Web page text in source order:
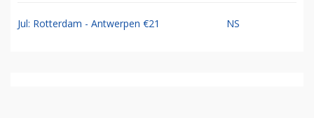
Jul: Rotterdam - Antwerpen €21 NS